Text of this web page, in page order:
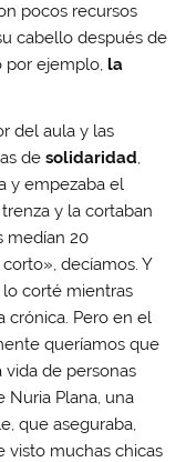
pocos recursos
cabello después de
por ejemplo, la
del aula y las
de solidaridad
y empezaba el
y la cortaban
medían 20
decíamos. Y
corté mientras
crónica. Pero en el
queríamos que
vida de personas
Nuria Plana, una
que aseguraba,
visto muchas chicas